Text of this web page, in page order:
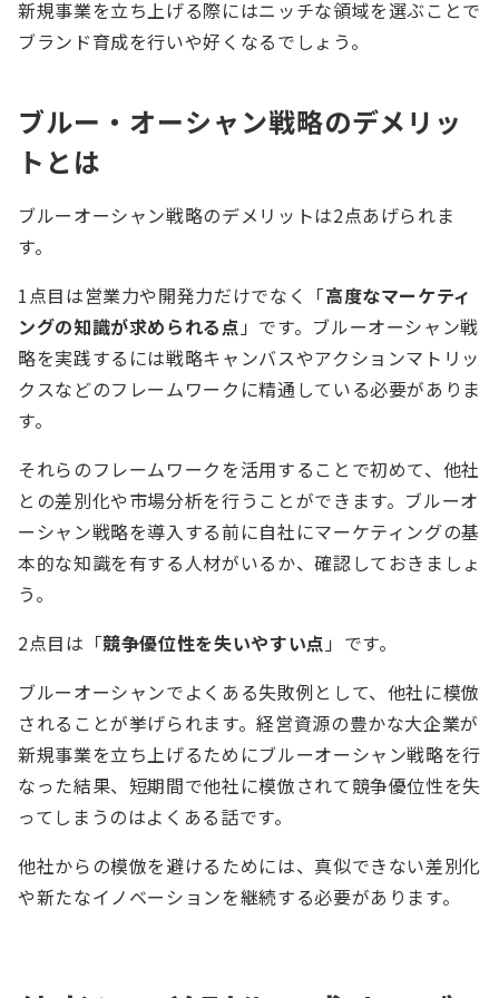
新規事業を立ち上げる際にはニッチな領域を選ぶことで
ブランド育成を行いや好くなるでしょう。
ブルー・オーシャン戦略のデメリッ
トとは
ブルーオーシャン戦略のデメリットは2点あげられま
す。
1点目は営業力や開発力だけでなく「高度なマーケティ
ングの知識が求められる点 」です。ブルーオーシャン戦
略を実践するには戦略キャンバスやアクションマトリッ
クスなどのフレームワークに精通している必要がありま
す。
それらのフレームワークを活用することで初めて、他社
との差別化や市場分析を行うことができます。ブルーオ
ーシャン戦略を導入する前に自社にマーケティングの基
本的な知識を有する人材がいるか、確認しておきましょ
う。
2点目は「競争優位性を失いやすい点 」です。
ブルーオーシャンでよくある失敗例として、他社に模倣
されることが挙げられます。経営資源の豊かな大企業が
新規事業を立ち上げるためにブルーオーシャン戦略を行
なった結果、短期間で他社に模倣されて競争優位性を失
ってしまうのはよくある話です。
他社からの模倣を避けるためには、真似できない差別化
や新たなイノベーションを継続する必要があります。